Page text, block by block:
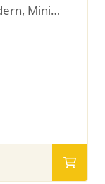
Scandinavisch, Japandi, Modern, Minimalistich